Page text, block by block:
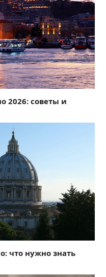
2026: советы и
что нужно знать